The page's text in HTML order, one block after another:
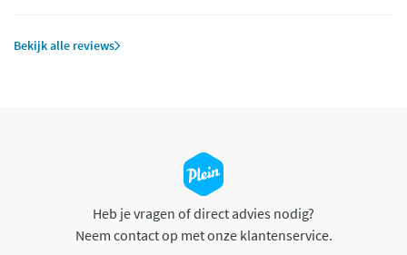
Bekijk alle reviews
Heb je vragen of direct advies nodig?
Neem contact op met onze klantenservice.